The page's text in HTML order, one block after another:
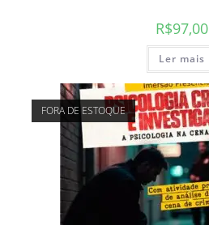
R$97,00
Ler mais
FORA DE ESTOQUE